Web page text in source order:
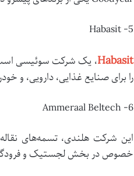
5- Habasit
Habasit، یک شرکت سوئیسی است
را برای صنایع غذایی، دارویی، و
6- Ammeraal Beltech
خصوص در بخش لجستیک و